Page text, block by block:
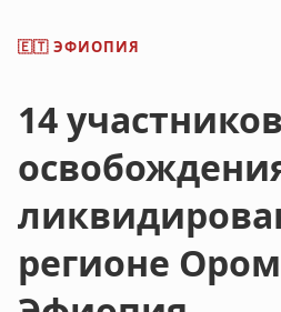
🇪🇹 ЭФИОПИЯ
14
регионе